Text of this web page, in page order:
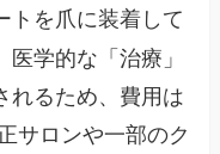
トを爪に装着して
学的な「治療」
れるため、費用は
サロンや一部のク